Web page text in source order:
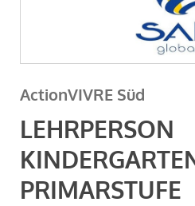
ActionVIVRE Süd
LEHRPERSON
PRIMARSTUFE